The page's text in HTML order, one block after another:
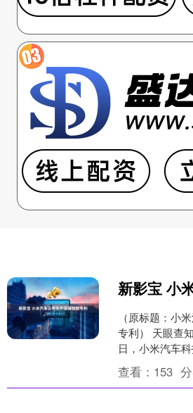
（原标题：小
专利） 天眼查
日，小米汽车
移动软件有限
有限公司申请
查看： 153